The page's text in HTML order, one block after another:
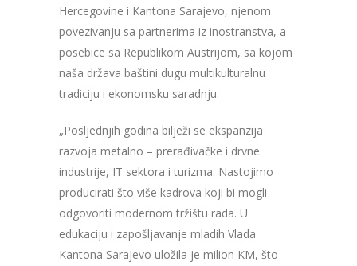
Hercegovine i Kantona Sarajevo, njenom
povezivanju sa partnerima iz inostranstva, a
posebice sa Republikom Austrijom, sa kojom
naša država baštini dugu multikulturalnu
tradiciju i ekonomsku saradnju.
„Posljednjih godina bilježi se ekspanzija
razvoja metalno – prerađivačke i drvne
industrije, IT sektora i turizma. Nastojimo
producirati što više kadrova koji bi mogli
odgovoriti modernom tržištu rada. U
edukaciju i zapošljavanje mladih Vlada
Kantona Sarajevo uložila je milion KM, što